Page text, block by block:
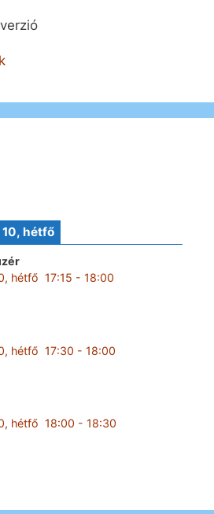
hétfő
hétfő 17:15 - 18:00
hétfő 17:30 - 18:00
hétfő 18:00 - 18:30